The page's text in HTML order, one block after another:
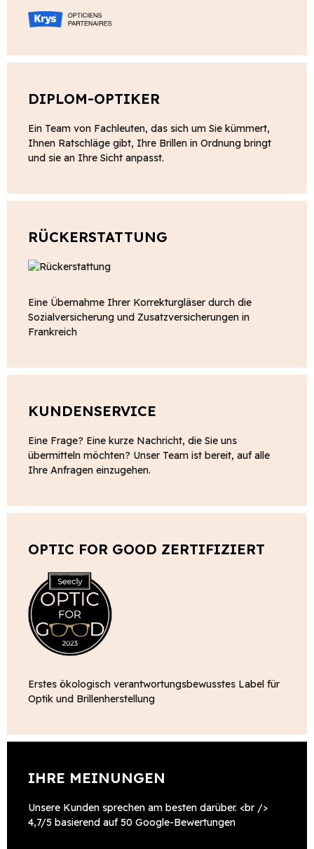
DIPLOM-OPTIKER
Ein Team von Fachleuten, das sich um Sie kümmert,
Ihnen Ratschläge gibt, Ihre Brillen in Ordnung bringt
und sie an Ihre Sicht anpasst.
RÜCKERSTATTUNG
Eine Übernahme Ihrer Korrekturgläser durch die
Sozialversicherung und Zusatzversicherungen in
Frankreich
KUNDENSERVICE
Eine Frage? Eine kurze Nachricht, die Sie uns
übermitteln möchten? Unser Team ist bereit, auf alle
Ihre Anfragen einzugehen.
OPTIC FOR GOOD ZERTIFIZIERT
Erstes ökologisch verantwortungsbewusstes Label für
Optik und Brillenherstellung
IHRE MEINUNGEN
Unsere Kunden sprechen am besten darüber. <br />
4,7/5 basierend auf 50 Google-Bewertungen